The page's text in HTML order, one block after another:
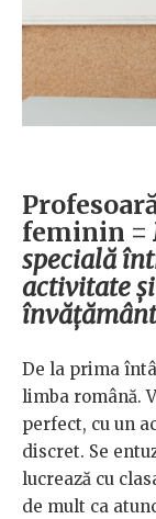
feminin =
specială
activitate
De la prima
limba română.
perfect, cu un
discret. Se
lucrează cu
de mult ca